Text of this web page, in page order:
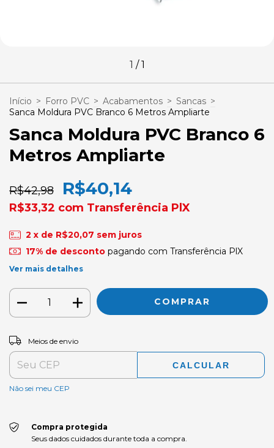
1 /1
Início > Forro PVC > Acabamentos > Sancas >
Sanca Moldura PVC Branco 6 Metros Ampliarte
Sanca Moldura PVC Branco 6
Metros Ampliarte
R$42,98 R$40,14
R$33,32 com Transferência PlX
2 x de R$20,07 sem juros
17% de descontopagando com Transferência PlX
Ver mais detalhes
Entregas para o CEP:
Meios de envio
CALCULAR
Não sei meu CEP
Compra protegida
Seus dados cuidados durante toda a compra.